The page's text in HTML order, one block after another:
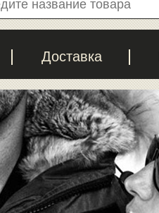
Доставка